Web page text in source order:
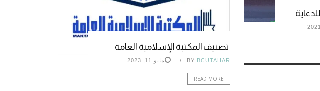
تصنيف المكتبة الإسلامية العامة
BY BOUTAHAR مايو 11, 2023
READ MORE